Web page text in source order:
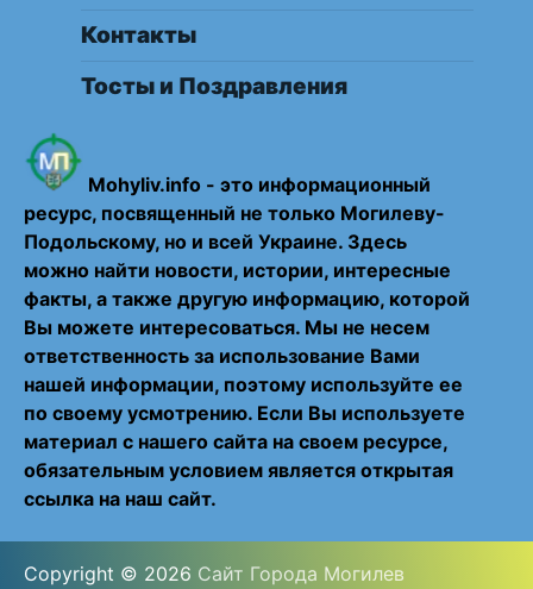
Контакты
Тосты и Поздравления
Mohyliv.info - это информационный
ресурс, посвященный не только Могилеву-
Подольскому, но и всей Украине. Здесь
можно найти новости, истории, интересные
факты, а также другую информацию, которой
Вы можете интересоваться. Мы не несем
ответственность за использование Вами
нашей информации, поэтому используйте ее
по своему усмотрению. Если Вы используете
материал с нашего сайта на своем ресурсе,
обязательным условием является открытая
ссылка на наш сайт.
Copyright © 2026 Сайт Города Могилев